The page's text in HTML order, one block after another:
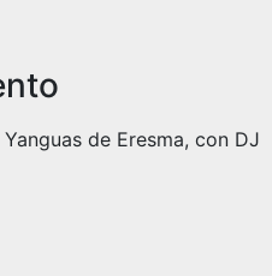
de Eresma, con DJ